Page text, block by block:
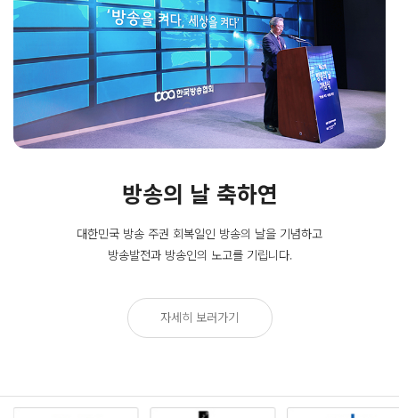
방송의 날 축하연
대한민국 방송 주권 회복일인 방송의 날을 기념하고
방송발전과 방송인의 노고를 기립니다.
자세히 보러가기